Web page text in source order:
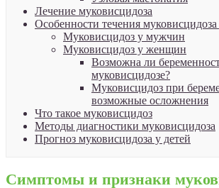
Лечение муковисцидоза
Особенности течения
Муковисцидоз у мужчин
Муковисцидоз у женщин
Возможна ли
муковисцидозе?
Муковисцидоз при
возможные осложнения
Что такое муковисцидоз
Методы диагностики муковисцидоза
Прогноз муковисцидоза у детей
Симптомы и признаки